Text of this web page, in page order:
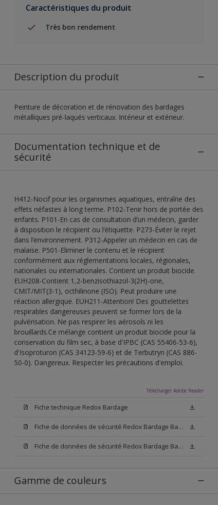
Caractéristiques du produit
Très bon rendement
Description du produit
Peinture de décoration et de rénovation des bardages
métalliques pré-laqués verticaux. Intérieur et extérieur.
Documentation technique et de
sécurité
H412-Nocif pour les organismes aquatiques, entraîne des
effets néfastes à long terme. P102-Tenir hors de portée des
enfants. P101-En cas de consultation d’un médecin, garder
à disposition le récipient ou l’étiquette. P273-Éviter le rejet
dans l’environnement. P312-Appeler un médecin en cas de
malaise. P501-Eliminer le contenu et le récipient
conformément aux réglementations locales, régionales,
nationales ou internationales. Contient un produit biocide.
EUH208-Contient 1,2-benzisothiazol-3(2H)-one,
CMIT/MIT(3-1), octhilinone (ISO). Peut produire une
réaction allergique. EUH211-Attention! Des gouttelettes
respirables dangereuses peuvent se former lors de la
pulvérisation. Ne pas respirer les aérosols ni les
brouillards.Ce mélange contient un produit biocide pour la
conservation du film sec, à base d'IPBC (CAS 55406-53-6),
d'Isoproturon (CAS 34123-59-6) et de Terbutryn (CAS 886-
50-0). Dangereux. Respecter les précautions d'emploi.
Télécharger Adobe Reader
Fiche technique Redox Bardage
Fiche de données de sécurité Redox Bardage Base N00
Fiche de données de sécurité Redox Bardage Base W05
Gamme de couleurs